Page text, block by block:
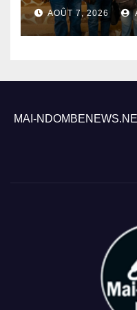
mission du
renforcer le
contre le
AOÛT 7, 2026
MAI-